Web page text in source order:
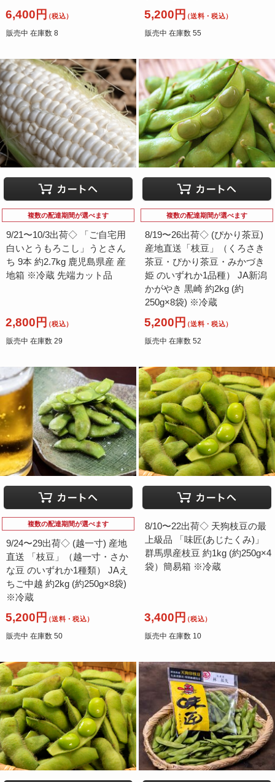
6,400円（税込）
販売中 在庫数 8
5,200円（送料・税込）
販売中 在庫数 55
複数の配達期間が選べます
9/21〜10/3出荷◇ 「ご自宅用
白いとうもろこし」うとさん
ち 9本 約2.7kg 鹿児島県産 産
地箱 ※冷蔵 先端カット品
2,800円（税込）
販売中 在庫数 29
複数の配達期間が選べます
8/19〜26出荷◇ (ぴかり茶豆)
産地直送「枝豆」（くろさき
茶豆・ぴかり茶豆・みかづき
姫 のいずれか1品種） JA新潟
かがやき 黒崎 約2kg (約
250g×8袋) ※冷蔵
5,200円（送料・税込）
販売中 在庫数 52
複数の配達期間が選べます
9/24〜29出荷◇ (越一寸) 産地
直送 「枝豆」（越一寸・さか
な豆 のいずれか1種類） JAえ
ちご中越 約2kg (約250g×8袋)
※冷蔵
5,200円（送料・税込）
販売中 在庫数 50
8/10〜22出荷◇ 天狗枝豆の最
上級品 「味匠(あじたくみ)」
群馬県産枝豆 約1kg (約250g×4
袋）簡易箱 ※冷蔵
3,400円（税込）
販売中 在庫数 10